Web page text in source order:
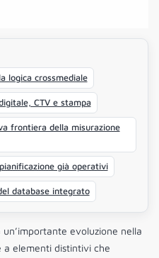
logica crossmediale
CTV e stampa
frontiera della misurazione
già operativi
database integrato
evoluzione nella
a elementi distintivi che